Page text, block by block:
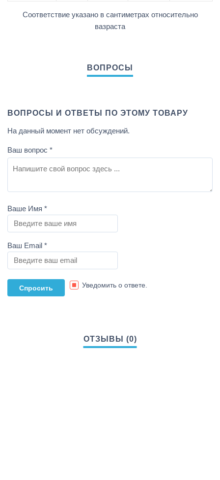
Соответствие указано в сантиметрах относительно
вазраста
ВОПРОСЫ И ОТВЕТЫ ПО ЭТОМУ ТОВАРУ
На данный момент нет обсуждений.
Ваш вопрос *
Ваше Имя *
Ваш Email *
Уведомить о ответе.